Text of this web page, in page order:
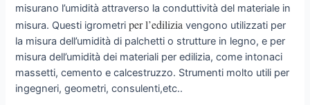
misurano l’umidità attraverso la conduttività del materiale in
misura. Questi igrometri per l’edilizia vengono utilizzati per
la misura dell’umidità di palchetti o strutture in legno, e per
misura dell’umidità dei materiali per edilizia, come intonaci
massetti, cemento e calcestruzzo. Strumenti molto utili per
ingegneri, geometri, consulenti,etc..